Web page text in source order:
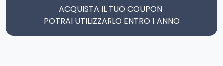
ACQUISTA IL TUO COUPON
POTRAI UTILIZZARLO ENTRO 1 ANNO